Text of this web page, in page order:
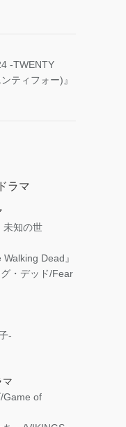
-TWENTY
ティフォー)』
ラマ
未知の世
Dead』
グ・デッド/Fear
-
マ
/Game of